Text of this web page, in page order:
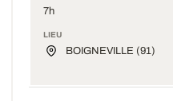
7h
LIEU
BOIGNEVILLE (91)